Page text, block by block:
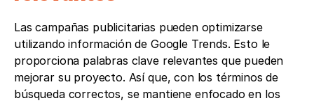
Las campañas publicitarias pueden optimizarse
utilizando información de Google Trends. Esto le
proporciona palabras clave relevantes que pueden
mejorar su proyecto. Así que, con los términos de
búsqueda correctos, se mantiene enfocado en los